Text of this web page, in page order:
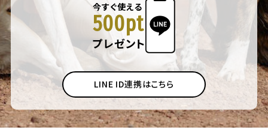
今すぐ使える
500pt
プレゼント
LINE ID連携はこちら